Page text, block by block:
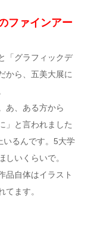
ファインアー
「グラフィックデ
から、五美大展に
あ、ある方から
」と言われました
いるんです。5大学
いくらいで。
品自体はイラスト
ます。